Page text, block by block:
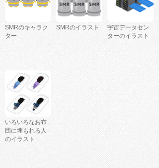
SMRのキャラク
ター
SMRのイラスト
宇宙データセン
ターのイラスト
いろいろなお布
団に埋もれる人
のイラスト